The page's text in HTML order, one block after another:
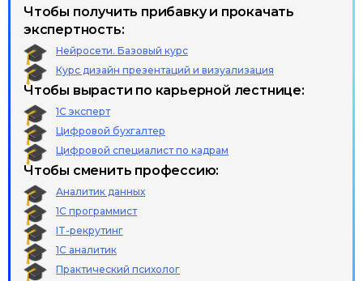
Чтобы получить прибавку и прокачать
экспертность:
Нейросети. Базовый курс
Курс дизайн презентаций и визуализация
Чтобы вырасти по карьерной лестнице:
1С эксперт
Цифровой бухгалтер
Цифровой специалист по кадрам
Чтобы сменить профессию:
Аналитик данных
1С программист
IT-рекрутинг
1С аналитик
Практический психолог